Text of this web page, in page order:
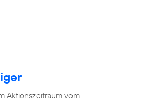
Aktionszeitraum vom